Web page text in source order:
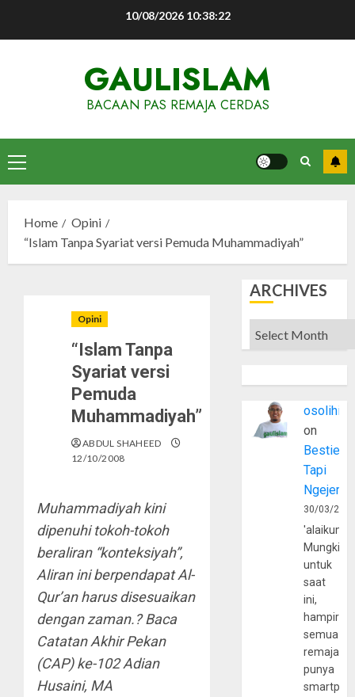
10/08/2026 10:38:23
GAULISLAM
BACAAN PAS REMAJA CERDAS
Primary
Menu
Home
Opini
“Islam Tanpa Syariat versi Pemuda Muhammadiyah”
Opini
“Islam Tanpa
Syariat versi
Pemuda
Muhammadiyah”
ABDUL SHAHEED
12/10/2008
Muhammadiyah kini
dipenuhi tokoh-tokoh
beraliran “konteksiyah”,
Aliran ini berpendapat Al-
Qur’an harus disesuaikan
dengan zaman.? Baca
Catatan Akhir Pekan
(CAP) ke-102 Adian
Husaini, MA
ARCHIVES
Archives
osolihin
on
Bestie
Tapi
30/03/
Mungkin
untuk
saat
ini,
hampir
semua
remaja
punya